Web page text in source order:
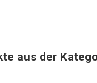
aus der